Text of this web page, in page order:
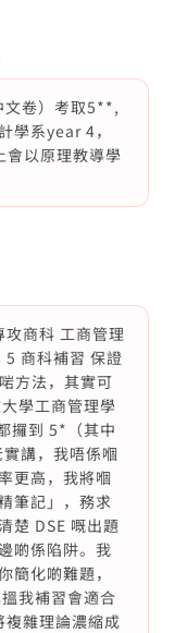
文卷）考取5**,
學系year 4，
會以原理教導學
攻商科 工商管理
商科補習 保證
方法，其實可
學工商管理學
攞到 5*（其中
講，我唔係嗰
更高，我將嗰
筆記」，務求
楚 DSE 嘅出題
啲係陷阱。我
簡化啲難題，
我補習會適合
雜理論濃縮成